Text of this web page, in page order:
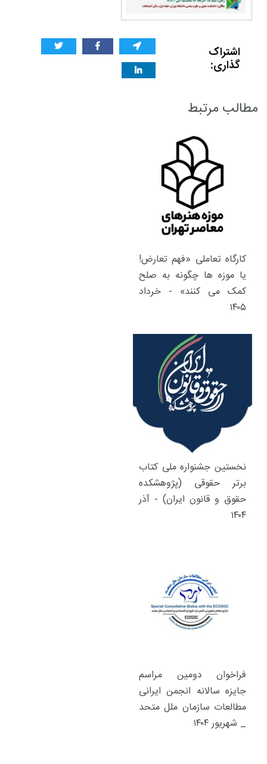
اشتراک
گذاری:
مطالب مرتبط
کارگاه تعاملی «فهم تعارض!
یا موزه ها چگونه به صلح
کمک می کنند» - خرداد
۱۴۰۵
نخستین جشنواره ملی کتاب
برتر حقوقی (پژوهشکده
حقوق و قانون ایران) - آذر
۱۴۰۴
فراخوان دومین مراسم
جایزه سالانه انجمن ایرانی
مطالعات سازمان ملل متحد
_ شهریور ۱۴۰۴